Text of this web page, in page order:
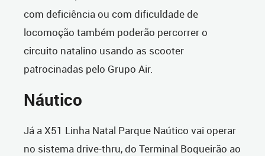
com deficiência ou com dificuldade de
locomoção também poderão percorrer o
circuito natalino usando as scooter
patrocinadas pelo Grupo Air.
Náutico
Já a X51 Linha Natal Parque Naútico vai operar
no sistema drive-thru, do Terminal Boqueirão ao